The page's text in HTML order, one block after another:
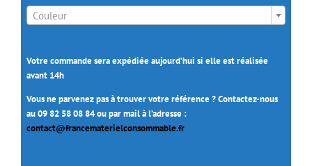
Couleur
Votre commande sera expédiée aujourd’hui si elle est réalisée
avant 14h
Vous ne parvenez pas à trouver votre référence ? Contactez-nous
au 09 82 58 08 84 ou par mail à l’adresse :
contact@francematerielconsommable.fr